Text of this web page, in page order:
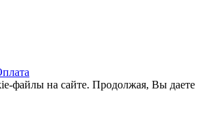
файлы на сайте. Продолжая, Вы даете